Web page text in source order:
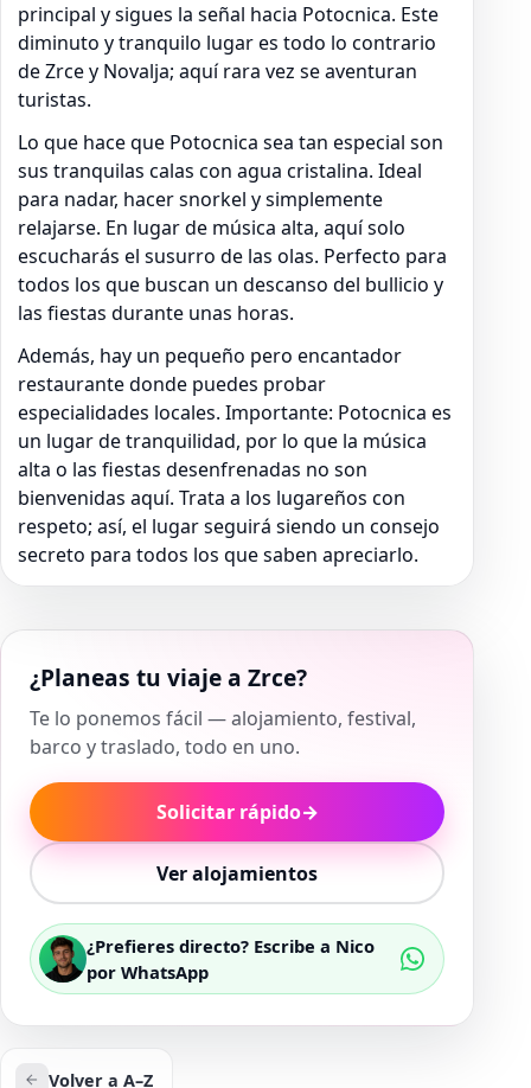
principal y sigues la señal hacia Potocnica. Este
diminuto y tranquilo lugar es todo lo contrario
de Zrce y Novalja; aquí rara vez se aventuran
turistas.
Lo que hace que Potocnica sea tan especial son
sus tranquilas calas con agua cristalina. Ideal
para nadar, hacer snorkel y simplemente
relajarse. En lugar de música alta, aquí solo
escucharás el susurro de las olas. Perfecto para
todos los que buscan un descanso del bullicio y
las fiestas durante unas horas.
Además, hay un pequeño pero encantador
restaurante donde puedes probar
especialidades locales. Importante: Potocnica es
un lugar de tranquilidad, por lo que la música
alta o las fiestas desenfrenadas no son
bienvenidas aquí. Trata a los lugareños con
respeto; así, el lugar seguirá siendo un consejo
secreto para todos los que saben apreciarlo.
¿Planeas tu viaje a Zrce?
Te lo ponemos fácil — alojamiento, festival,
barco y traslado, todo en uno.
Solicitar rápido→
Ver alojamientos
¿Prefieres directo? Escribe a Nico
por WhatsApp
Volver a A–Z